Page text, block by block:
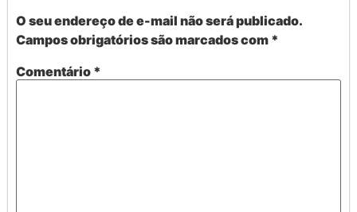
O seu endereço de e-mail não será publicado.
Campos obrigatórios são marcados com *
Comentário *